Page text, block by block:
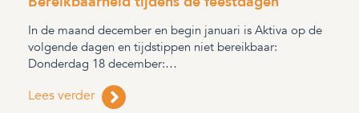
In de maand december en begin januari is Aktiva op de
volgende dagen en tijdstippen niet bereikbaar:
Donderdag 18 december:…
Lees verder